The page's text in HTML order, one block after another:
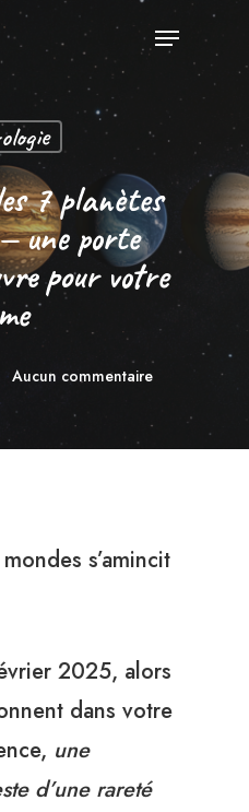
Menu
7 planètes
une porte
pour votre
Aucun commentaire
s’amincit
2025, alors
dans votre
une
d’une rareté
Close